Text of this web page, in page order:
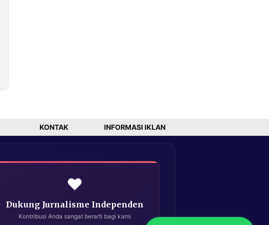
KONTAK INFORMASI IKLAN
❤️
Dukung Jurnalisme Independen
Kontribusi Anda sangat berarti bagi kami